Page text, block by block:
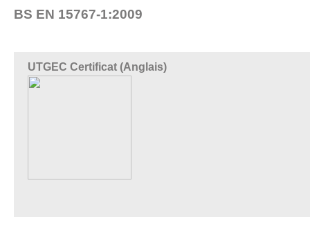
BS EN 15767-1:2009
UTGEC Certificat (Anglais)